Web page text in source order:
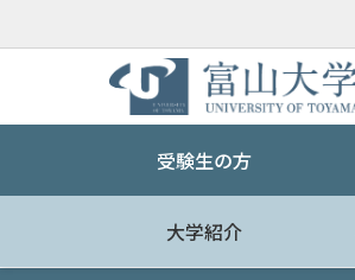
受験生の方
大学紹介